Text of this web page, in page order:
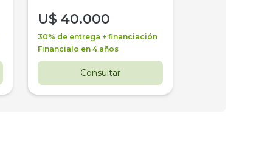
U$ 40.000
30% de entrega + financiación
Financialo en 4 años
Consultar